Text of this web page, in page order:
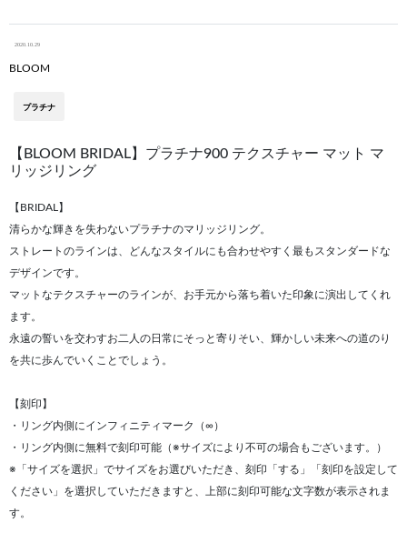
2020.10.29
BLOOM
プラチナ
【BLOOM BRIDAL】プラチナ900 テクスチャー マット マ
リッジリング
【BRIDAL】
清らかな輝きを失わないプラチナのマリッジリング。
ストレートのラインは、どんなスタイルにも合わせやすく最もスタンダードな
デザインです。
マットなテクスチャーのラインが、お手元から落ち着いた印象に演出してくれ
ます。
永遠の誓いを交わすお二人の日常にそっと寄りそい、輝かしい未来への道のり
を共に歩んでいくことでしょう。
【刻印】
・リング内側にインフィニティマーク（∞）
・リング内側に無料で刻印可能（※サイズにより不可の場合もございます。）
※「サイズを選択」でサイズをお選びいただき、刻印「する」「刻印を設定して
ください」を選択していただきますと、上部に刻印可能な文字数が表示されま
す。